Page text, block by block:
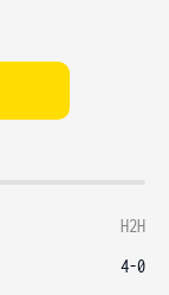
H2H
4-0